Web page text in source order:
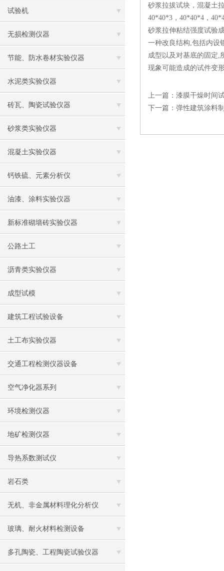
试验机
无损检测仪器
节能、防水卷材实验仪器
水泥类实验仪器
砖瓦、陶瓷试验仪器
砂浆类实验仪器
混凝土实验仪器
钙铁硫、元素分析仪
油漆、涂料实验仪器
新标准砌墙砖实验仪器
公路土工
沥青类实验仪器
成型试模
建筑工程试验设备
土工布实验仪器
交通工程检测仪器设备
空气净化器系列
环境检测仪器
地矿检测仪器
导热系数测试仪
岩石类
无机、非金属材料理化分析仪
玻璃、耐火材料检测设备
多孔陶瓷、工程陶瓷试验仪器
砂浆拉拔试块，混凝土
40*40*3，40*40*4，
砂浆拉伸粘结强度试验
一种改良结构,包括内设
成型以及对基底的固定,
现象可能造成的试件变
上一篇： 漆膜干燥时间
下一篇： 弹性建筑涂料